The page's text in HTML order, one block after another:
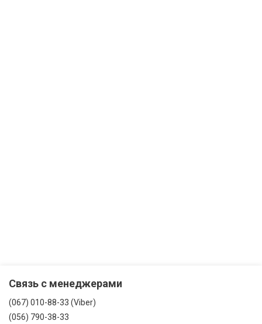
Связь с менеджерами
(067) 010-88-33 (Viber)
(056) 790-38-33